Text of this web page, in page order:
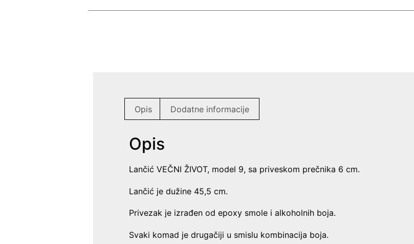
Opis Dodatne informacije
Opis
Lančić VEČNI ŽIVOT, model 9, sa priveskom prečnika 6 cm.
Lančić je dužine 45,5 cm.
Privezak je izrađen od epoxy smole i alkoholnih boja.
Svaki komad je drugačiji u smislu kombinacija boja.